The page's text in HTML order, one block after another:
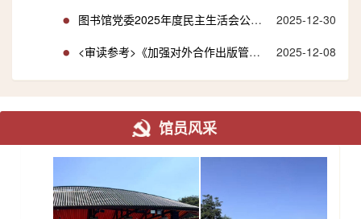
图书馆党委2025年度民主生活会公开征求意见公告
2025-12-30
<审读参考>《加强对外合作出版管理的暂行规定》
2025-12-08
馆员风采